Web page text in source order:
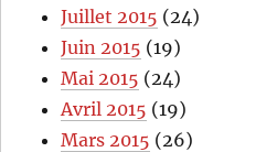
Juillet 2015 (24)
Juin 2015 (19)
Mai 2015 (24)
Avril 2015 (19)
Mars 2015 (26)